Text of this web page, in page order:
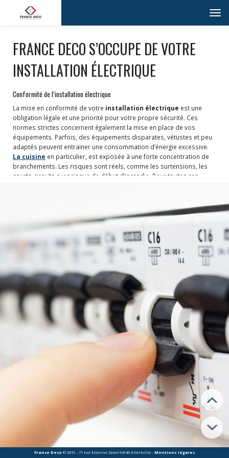
FRANCE DECO S’OCCUPE DE VOTRE
INSTALLATION ÉLECTRIQUE
Conformité de l’installation électrique
La mise en conformité de votre installation électrique est une
obligation légale et une priorité pour votre propre sécurité. Ces
normes strictes concernent également la mise en place de vos
équipements. Parfois, des équipements disparates, vétustes et peu
adaptés peuvent entrainer une consommation d’énergie excessive.
La cuisine en particulier, est exposée à une forte concentration de
branchements. Les risques sont réels, comme les surtensions, les
courts-circuits avec risque de début d’incendie. Pour toutes ces
Professionnels du bâtiment, nos techniciens s’engagent à réaliser
votre installation électrique et à aménager les équipements prévus
en toute sécurité. C’est parce France Deco centralise les nombreux
corps d’état, que nous sommes en capacité de vous accompagner,
dans la mise en place de votre dispositif. France Deco vous installe
respectant les normes en vigueur
permettra d’optimiser votre consommation d’énergie.
Des équipements sécurisés
France Decoest en mesure de mettre en place le matériel qui vous
convient le mieux. Nous vous conseillons le
matériel électrique
adéquat
et nous l’installons. Nous préconisons, de ce fait,
l’utilisation d’un tableau à module jumelé avec un disjoncteur
différentiel et des câblages reliés à la terre. Cet équipement est, pour
nous, le garant de la sûreté de l’installation de l’électricité chez les
France Deco © 2019 - 71 rue Etienne Dolet 94140 Alfortville - Mentions légales